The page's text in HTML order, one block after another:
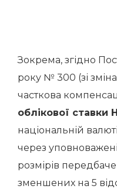
Зокрема, згідно
року № 300 (зі
часткова
облікової ставки
національній
через
розмірів
зменшених на 5